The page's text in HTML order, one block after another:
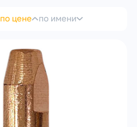
по цене по имени